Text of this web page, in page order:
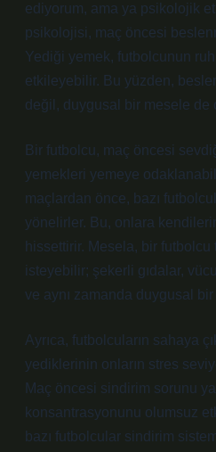
ediyorum, ama ya psikolojik
psikolojisi, maç öncesi
Yediği yemek, futbolcunun
etkileyebilir. Bu yüzden,
değil, duygusal bir mesele de
Bir futbolcu, maç öncesi
yemekleri yemeye
maçlardan önce, bazı
yönelirler. Bu, onlara
hissettirir. Mesela, bir futbolcu
isteyebilir; şekerli gıdalar,
ve aynı zamanda duygusal bir
Ayrıca, futbolcuların sahaya
yediklerinin onların stres
Maç öncesi sindirim sorunu
konsantrasyonunu olumsuz
bazı futbolcular sindirim